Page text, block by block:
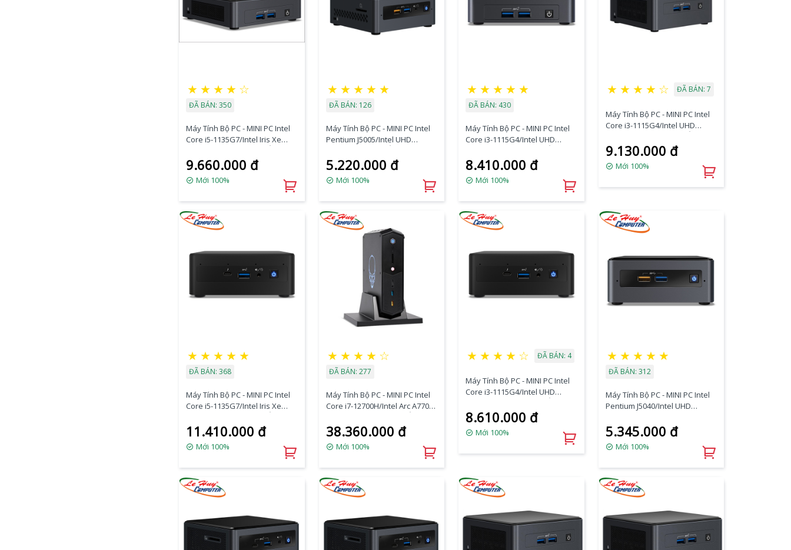
★ ★ ★ ★ ☆
ĐÃ BÁN: 350
Máy Tính Bộ PC - MINI PC Intel
Core i5-1135G7/Intel Iris Xe
Option/Dos
(BNUC11TNKI50000)
9.660.000 đ
Mới 100%
★ ★ ★ ★ ★
ĐÃ BÁN: 126
Máy Tính Bộ PC - MINI PC Intel
Pentium J5005/Intel UHD
Option/Dos (BOXNUC7PJYHN2)
5.220.000 đ
Mới 100%
★ ★ ★ ★ ★
ĐÃ BÁN: 430
Máy Tính Bộ PC - MINI PC Intel
Core i3-1115G4/Intel UHD
Option/Dos
(BNUC11TNKI30Z00)
8.410.000 đ
Mới 100%
★ ★ ★ ★ ☆ ĐÃ BÁN: 7
Máy Tính Bộ PC - MINI PC Intel
Core i3-1115G4/Intel UHD
Option/Dos
(BNUC11TNHI30L00)
9.130.000 đ
Mới 100%
★ ★ ★ ★ ★
ĐÃ BÁN: 368
Máy Tính Bộ PC - MINI PC Intel
Core i5-1135G7/Intel Iris Xe
Option/Dos
(RNUC11PAHI50Z00)
11.410.000 đ
Mới 100%
★ ★ ★ ★ ☆
ĐÃ BÁN: 277
Máy Tính Bộ PC - MINI PC Intel
Core i7-12700H/Intel Arc A770M
Option/Dos
(RNUC12SNKI72000)
38.360.000 đ
Mới 100%
★ ★ ★ ★ ☆ ĐÃ BÁN: 4
Máy Tính Bộ PC - MINI PC Intel
Core i3-1115G4/Intel UHD
Option/Dos
(RNUC11PAHI30Z00)
8.610.000 đ
Mới 100%
★ ★ ★ ★ ★
ĐÃ BÁN: 312
Máy Tính Bộ PC - MINI PC Intel
Pentium J5040/Intel UHD
Option/Ổ cứng Option
(BOXNUC7PJYHN)
5.345.000 đ
Mới 100%